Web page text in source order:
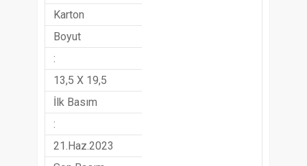
Karton
Boyut
:
13,5 X 19,5
İlk Basım
:
21.Haz.2023